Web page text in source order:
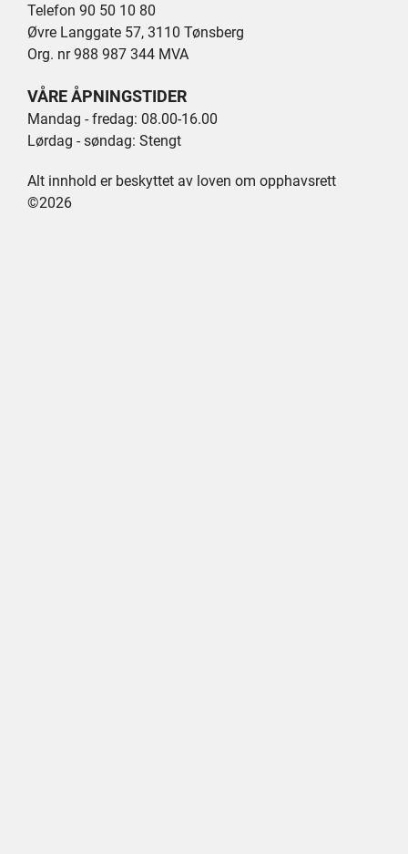
Telefon 90 50 10 80
Øvre Langgate 57, 3110 Tønsberg
Org. nr 988 987 344 MVA
VÅRE ÅPNINGSTIDER
Mandag - fredag: 08.00-16.00
Lørdag - søndag: Stengt
Alt innhold er beskyttet av loven om opphavsrett
©2026